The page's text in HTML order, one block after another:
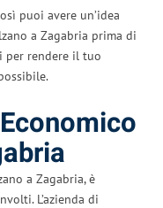
puoi avere un’idea
a Zagabria prima di
per rendere il tuo
a Zagabria, è
L’azienda di